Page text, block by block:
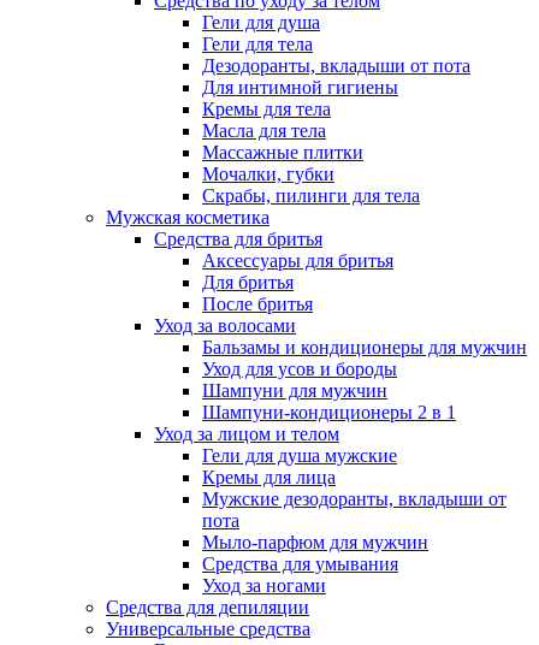
Гели для душа
Гели для тела
Дезодоранты, вкладыши от пота
Для интимной гигиены
Кремы для тела
Масла для тела
Массажные плитки
Мочалки, губки
Скрабы, пилинги для тела
Мужская косметика
Средства для бритья
Аксессуары для бритья
Для бритья
После бритья
Уход за волосами
Бальзамы и кондиционеры для мужчин
Уход для усов и бороды
Шампуни для мужчин
Шампуни-кондиционеры 2 в 1
Уход за лицом и телом
Гели для душа мужские
Кремы для лица
Мужские дезодоранты, вкладыши от
пота
Мыло-парфюм для мужчин
Средства для умывания
Уход за ногами
Средства для депиляции
Универсальные средства